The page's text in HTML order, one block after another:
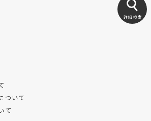
詳細検索
ついて
て